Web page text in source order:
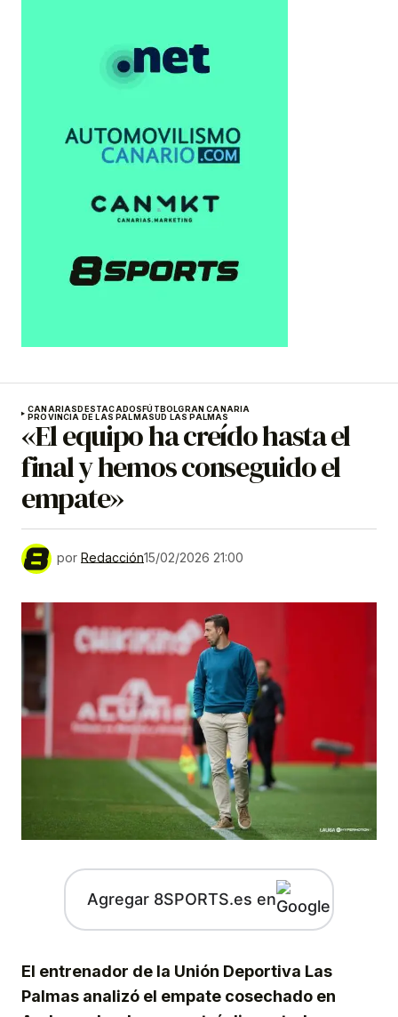
CANARIASDESTACADOSFÚTBOLGRAN CANARIA
PROVINCIA DE LAS PALMASUD LAS PALMAS
«El equipo ha creído hasta el
final y hemos conseguido el
empate»
por Redacción15/02/2026 21:00
Agregar 8SPORTS.es en
El entrenador de la Unión Deportiva Las
Palmas analizó el empate cosechado en